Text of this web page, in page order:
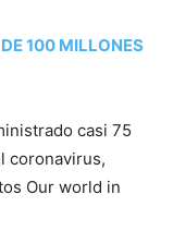
100 MILLONES
casi 75
coronavirus,
Our world in